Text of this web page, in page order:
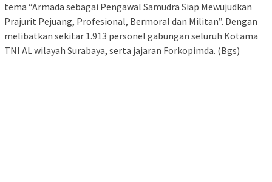
tema “Armada sebagai Pengawal Samudra Siap Mewujudkan
Prajurit Pejuang, Profesional, Bermoral dan Militan”. Dengan
melibatkan sekitar 1.913 personel gabungan seluruh Kotama
TNI AL wilayah Surabaya, serta jajaran Forkopimda. (Bgs)